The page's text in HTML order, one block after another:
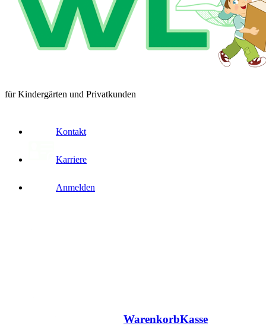
für Kindergärten und Privatkunden
Kontakt
Karriere
Anmelden
WarenkorbKasse